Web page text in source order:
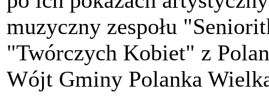
muzyczny zespołu
"Twórczych Kobiet" z
Wójt Gminy Polanka